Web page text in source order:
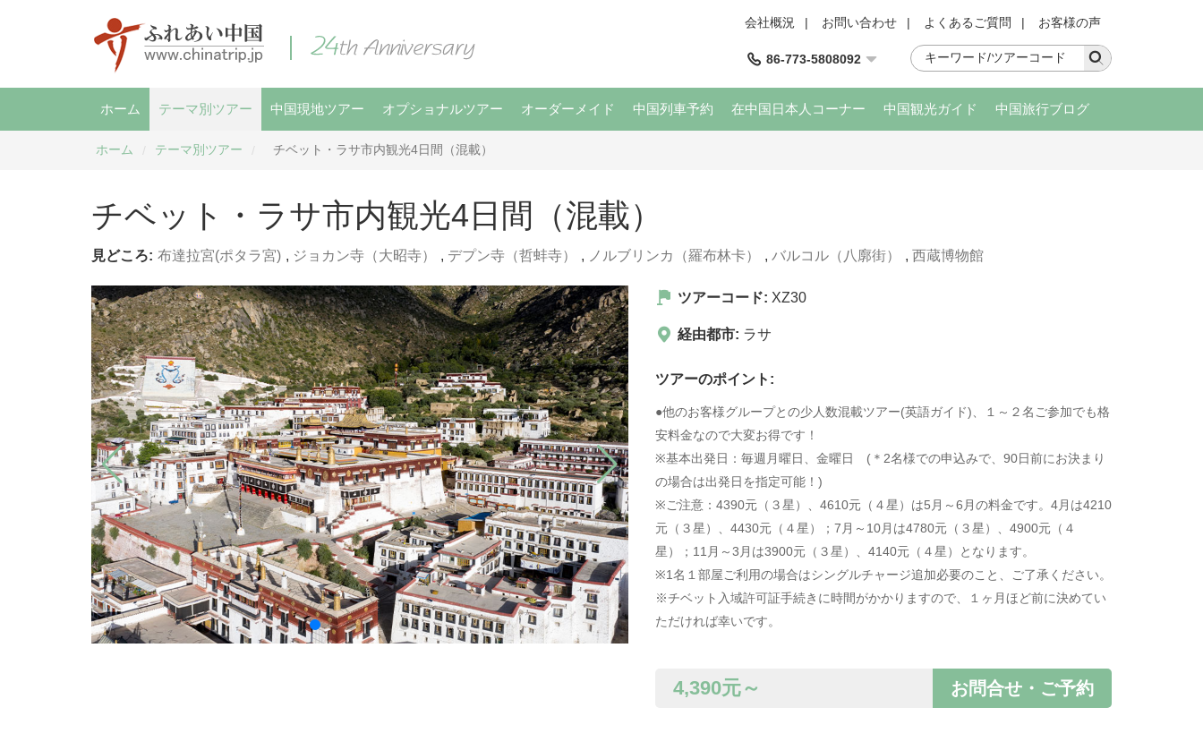
会社概況 | お問い合わせ | よくあるご質問 | お客様の声
86-773-5808092
ホーム テーマ別ツアー 中国現地ツアー オプショナルツアー オーダーメイド 中国列車予約 在中国日本人コーナー 中国観光ガイド 中国旅行ブログ
ホーム テーマ別ツアー チベット・ラサ市内観光4日間（混載）
チベット・ラサ市内観光4日間（混載）
見どころ: 布達拉宮(ポタラ宮) , ジョカン寺（大昭寺） , デプン寺（哲蚌寺） , ノルブリンカ（羅布林卡） , バルコル（八廓街） , 西蔵博物館
ツアーコード: XZ30
経由都市: ラサ
ツアーのポイント:
●他のお客様グループとの少人数混載ツアー(英語ガイド)、１～２名ご参加でも格
安料金なので大変お得です！
※基本出発日：毎週月曜日、金曜日 (＊2名様での申込みで、90日前にお決まり
の場合は出発日を指定可能！)
※ご注意：4390元（３星）、4610元（４星）は5月～6月の料金です。4月は4210
元（３星）、4430元（４星）；7月～10月は4780元（３星）、4900元（４
星）；11月～3月は3900元（３星）、4140元（４星）となります。
※1名１部屋ご利用の場合はシングルチャージ追加必要のこと、ご了承ください。
※チベット入域許可証手続きに時間がかかりますので、１ヶ月ほど前に決めてい
ただければ幸いです。
お問合せ・ご予約
4,390元～